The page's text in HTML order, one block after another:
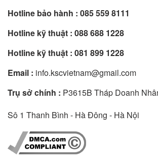
Hotline bảo hành : 085 559 8111
Hotline kỹ thuật : 088 688 1228
Hotline kỹ thuật : 081 899 1228
Email : info.kscvietnam@gmail.com
Trụ sở chính : P3615B Tháp Doanh
Sô 1 Thanh Bình - Hà Đông - Hà Nội